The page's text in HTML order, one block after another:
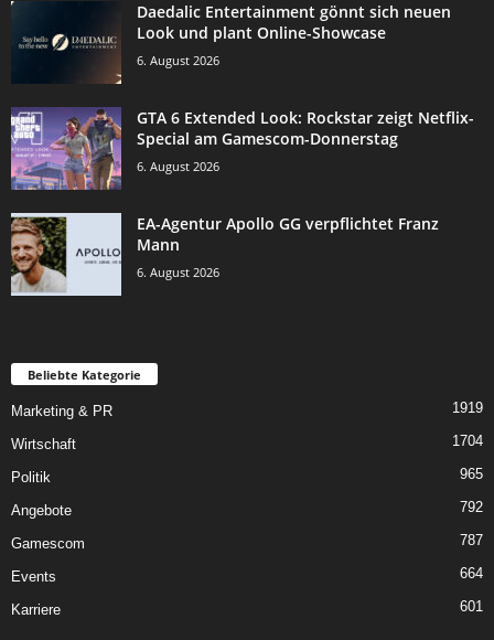
Daedalic Entertainment gönnt sich neuen
Look und plant Online-Showcase
6. August 2026
GTA 6 Extended Look: Rockstar zeigt Netflix-
Special am Gamescom-Donnerstag
6. August 2026
EA-Agentur Apollo GG verpflichtet Franz
Mann
6. August 2026
Beliebte Kategorie
Marketing & PR 1919
Wirtschaft 1704
Politik 965
Angebote 792
Gamescom 787
Events 664
Karriere 601